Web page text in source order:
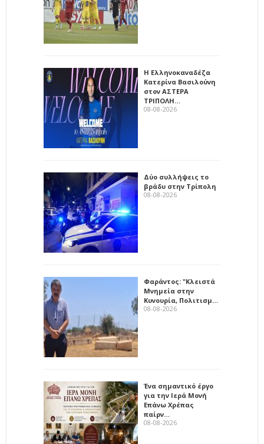
Η Ελληνοκαναδέζα
Κατερίνα Βασιλούνη
στον ΑΣΤΕΡΑ
ΤΡΙΠΟΛΗ…
08-08-2026
Δύο συλλήψεις το
βράδυ στην Τρίπολη
08-08-2026
Φαράντος: "Κλειστά
Μνημεία στην
Κυνουρία, Πολιτισμ…
08-08-2026
Ένα σημαντικό έργο
για την Ιερά Μονή
Επάνω Χρέπας
παίρν…
08-08-2026